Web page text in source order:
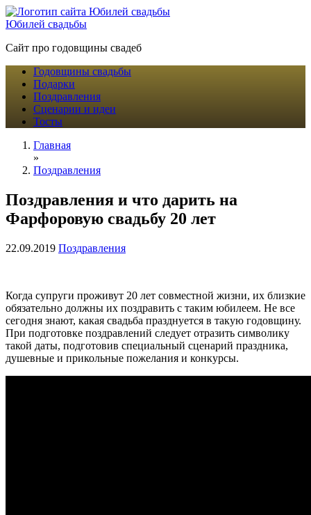
Юбилей свадьбы
Сайт про годовщины свадеб
Годовщины свадьбы
Подарки
Поздравления
Сценарии и идеи
Тосты
Главная
»
Поздравления
Поздравления и что дарить на
Фарфоровую свадьбу 20 лет
22.09.2019 Поздравления
Когда супруги проживут 20 лет совместной жизни, их близкие
обязательно должны их поздравить с таким юбилеем. Не все
сегодня знают, какая свадьба празднуется в такую годовщину.
При подготовке поздравлений следует отразить символику
такой даты, подготовив специальный сценарий праздника,
душевные и прикольные пожелания и конкурсы.